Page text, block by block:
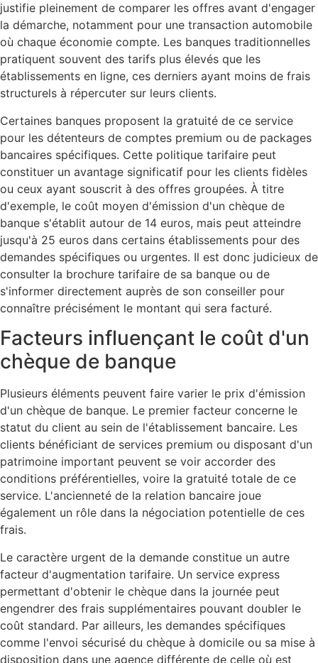
justifie pleinement de comparer les offres avant d'engager
la démarche, notamment pour une transaction automobile
où chaque économie compte. Les banques traditionnelles
pratiquent souvent des tarifs plus élevés que les
établissements en ligne, ces derniers ayant moins de frais
structurels à répercuter sur leurs clients.
Certaines banques proposent la gratuité de ce service
pour les détenteurs de comptes premium ou de packages
bancaires spécifiques. Cette politique tarifaire peut
constituer un avantage significatif pour les clients fidèles
ou ceux ayant souscrit à des offres groupées. À titre
d'exemple, le coût moyen d'émission d'un chèque de
banque s'établit autour de 14 euros, mais peut atteindre
jusqu'à 25 euros dans certains établissements pour des
demandes spécifiques ou urgentes. Il est donc judicieux de
consulter la brochure tarifaire de sa banque ou de
s'informer directement auprès de son conseiller pour
connaître précisément le montant qui sera facturé.
Facteurs influençant le coût d'un
chèque de banque
Plusieurs éléments peuvent faire varier le prix d'émission
d'un chèque de banque. Le premier facteur concerne le
statut du client au sein de l'établissement bancaire. Les
clients bénéficiant de services premium ou disposant d'un
patrimoine important peuvent se voir accorder des
conditions préférentielles, voire la gratuité totale de ce
service. L'ancienneté de la relation bancaire joue
également un rôle dans la négociation potentielle de ces
frais.
Le caractère urgent de la demande constitue un autre
facteur d'augmentation tarifaire. Un service express
permettant d'obtenir le chèque dans la journée peut
engendrer des frais supplémentaires pouvant doubler le
coût standard. Par ailleurs, les demandes spécifiques
comme l'envoi sécurisé du chèque à domicile ou sa mise à
disposition dans une agence différente de celle où est